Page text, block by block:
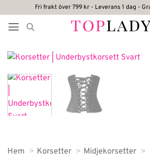
content
Fri frakt över 799 kr - Leverans 1 dag -
Hem Korsetter
Midjekorsetter